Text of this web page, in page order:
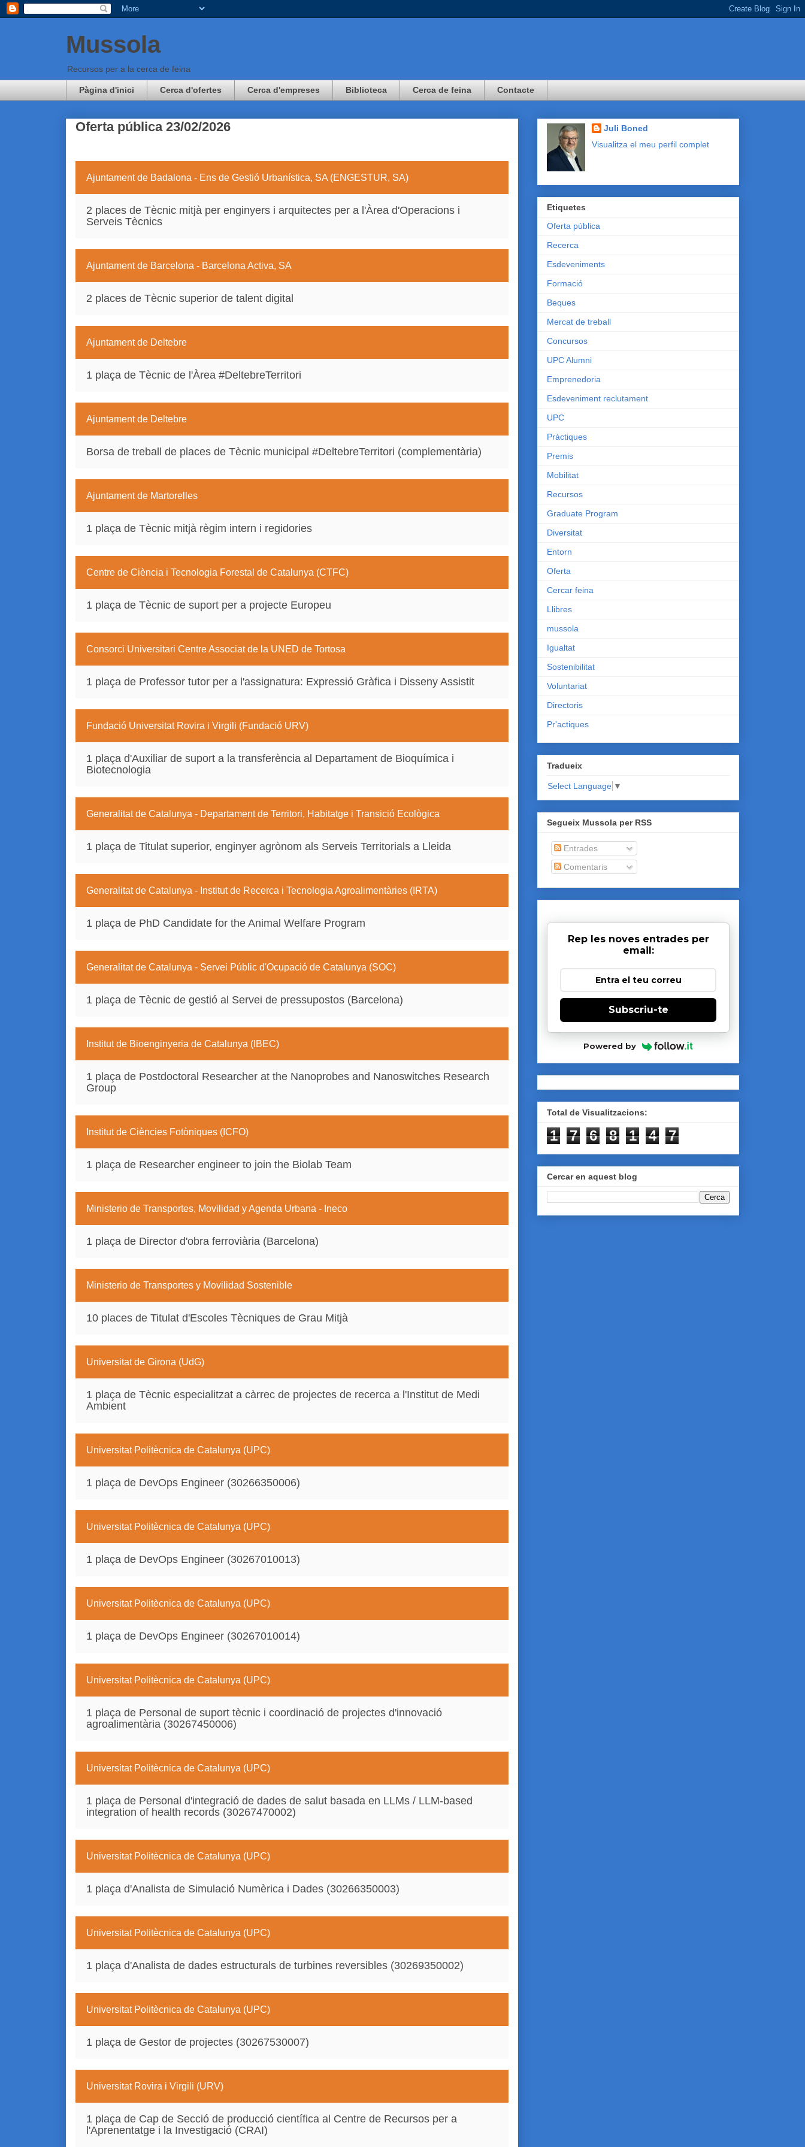
Mussola
Recursos per a la cerca de feina
Pàgina d'inici Cerca d'ofertes Cerca d'empreses Biblioteca Cerca de feina Contacte
Oferta pública 23/02/2026
Ajuntament de Badalona - Ens de Gestió Urbanística, SA (ENGESTUR, SA)
2 places de Tècnic mitjà per enginyers i arquitectes per a l'Àrea d'Operacions i
Serveis Tècnics
Ajuntament de Barcelona - Barcelona Activa, SA
2 places de Tècnic superior de talent digital
Ajuntament de Deltebre
1 plaça de Tècnic de l'Àrea #DeltebreTerritori
Ajuntament de Deltebre
Borsa de treball de places de Tècnic municipal #DeltebreTerritori (complementària)
Ajuntament de Martorelles
1 plaça de Tècnic mitjà règim intern i regidories
Centre de Ciència i Tecnologia Forestal de Catalunya (CTFC)
1 plaça de Tècnic de suport per a projecte Europeu
Consorci Universitari Centre Associat de la UNED de Tortosa
1 plaça de Professor tutor per a l'assignatura: Expressió Gràfica i Disseny Assistit
Fundació Universitat Rovira i Virgili (Fundació URV)
1 plaça d'Auxiliar de suport a la transferència al Departament de Bioquímica i
Biotecnologia
Generalitat de Catalunya - Departament de Territori, Habitatge i Transició Ecològica
1 plaça de Titulat superior, enginyer agrònom als Serveis Territorials a Lleida
Generalitat de Catalunya - Institut de Recerca i Tecnologia Agroalimentàries (IRTA)
1 plaça de PhD Candidate for the Animal Welfare Program
Generalitat de Catalunya - Servei Públic d'Ocupació de Catalunya (SOC)
1 plaça de Tècnic de gestió al Servei de pressupostos (Barcelona)
Institut de Bioenginyeria de Catalunya (IBEC)
1 plaça de Postdoctoral Researcher at the Nanoprobes and Nanoswitches Research
Group
Institut de Ciències Fotòniques (ICFO)
1 plaça de Researcher engineer to join the Biolab Team
Ministerio de Transportes, Movilidad y Agenda Urbana - Ineco
1 plaça de Director d'obra ferroviària (Barcelona)
Ministerio de Transportes y Movilidad Sostenible
10 places de Titulat d'Escoles Tècniques de Grau Mitjà
Universitat de Girona (UdG)
1 plaça de Tècnic especialitzat a càrrec de projectes de recerca a l'Institut de Medi
Ambient
Universitat Politècnica de Catalunya (UPC)
1 plaça de DevOps Engineer (30266350006)
Universitat Politècnica de Catalunya (UPC)
1 plaça de DevOps Engineer (30267010013)
Universitat Politècnica de Catalunya (UPC)
1 plaça de DevOps Engineer (30267010014)
Universitat Politècnica de Catalunya (UPC)
1 plaça de Personal de suport tècnic i coordinació de projectes d'innovació
agroalimentària (30267450006)
Universitat Politècnica de Catalunya (UPC)
1 plaça de Personal d'integració de dades de salut basada en LLMs / LLM-based
integration of health records (30267470002)
Universitat Politècnica de Catalunya (UPC)
1 plaça d'Analista de Simulació Numèrica i Dades (30266350003)
Universitat Politècnica de Catalunya (UPC)
1 plaça d'Analista de dades estructurals de turbines reversibles (30269350002)
Universitat Politècnica de Catalunya (UPC)
1 plaça de Gestor de projectes (30267530007)
Universitat Rovira i Virgili (URV)
1 plaça de Cap de Secció de producció científica al Centre de Recursos per a
l'Aprenentatge i la Investigació (CRAI)
Juli Boned
Visualitza el meu perfil complet
Etiquetes
Oferta pública
Recerca
Esdeveniments
Formació
Beques
Mercat de treball
Concursos
UPC Alumni
Emprenedoria
Esdeveniment reclutament
UPC
Pràctiques
Premis
Mobilitat
Recursos
Graduate Program
Diversitat
Entorn
Oferta
Cercar feina
Llibres
mussola
Igualtat
Sostenibilitat
Voluntariat
Directoris
Pr'actiques
Tradueix
Select Language ▼
Segueix Mussola per RSS
Entrades
Comentaris
Rep les noves entrades per
email:
Subscriu-te
Powered by
Total de Visualitzacions:
1 7 6 8 1 4 7
Cercar en aquest blog